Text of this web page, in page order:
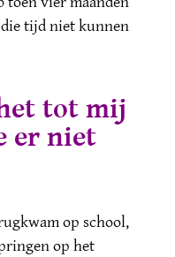
tijd niet kunnen
tot mij
er niet
op school,
op het